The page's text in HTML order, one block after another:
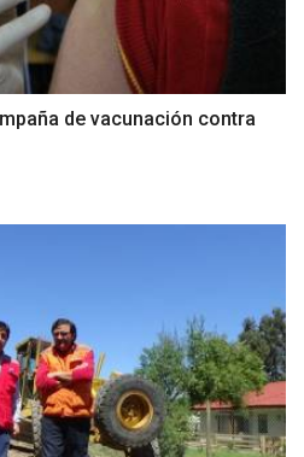
de vacunación contra